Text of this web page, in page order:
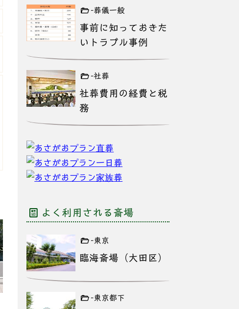
-葬儀一般
事前に知っておきた
いトラブル事例
-社葬
社葬費用の経費と税
務
よく利用される斎場
-東京
臨海斎場（大田区）
-東京都下